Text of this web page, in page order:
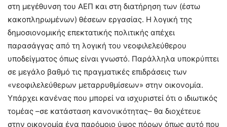
στη μεγέθυνση του ΑΕΠ και στη διατήρηση των (έστω
κακοπληρωμένων) θέσεων εργασίας. Η λογική της
δημοσιονομικής επεκτατικής πολιτικής απέχει
παρασάγγας από τη λογική του νεοφιλελεύθερου
υποδείγματος όπως είναι γνωστό. Παράλληλα υποκρύπτει
σε μεγάλο βαθμό τις πραγματικές επιδράσεις των
«νεοφιλελεύθερων μεταρρυθμίσεων» στην οικονομία.
Υπάρχει κανένας που μπορεί να ισχυριστεί ότι ο ιδιωτικός
τομέας –σε κατάσταση κανονικότητας– θα διοχέτευε
στην οικονομία ένα παρόμοιο ύψος πόρων όπως αυτό που